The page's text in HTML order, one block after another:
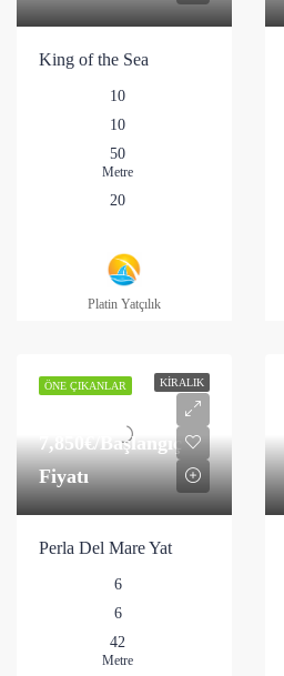
King of the Sea
10
10
50
Metre
20
Platin Yatçılık
ÖNE ÇIKANLAR KIRALIK
7,850€/Başlangıç
Fiyatı
Perla Del Mare Yat
6
6
42
Metre